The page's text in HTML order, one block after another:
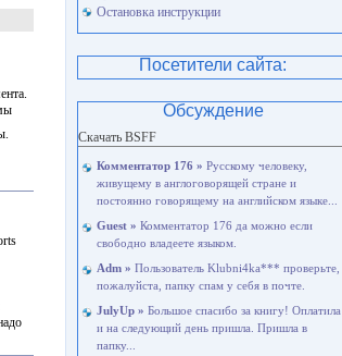
Остановка инструкции
Посетители сайта:
Обсуждение
Скачать BSFF
Комментатор 176 » Русскому человеку,
живущему в англоговорящей стране и
постоянно говорящему на английском языке...
Guest » Комментатор 176 да можно если
свободно владеете языком.
Adm » Пользователь Klubni4ka*** проверьте,
пожалуйста, папку спам у себя в почте.
JulyUp » Большое спасибо за книгу! Оплатила
и на следующий день пришла. Пришла в
папку...